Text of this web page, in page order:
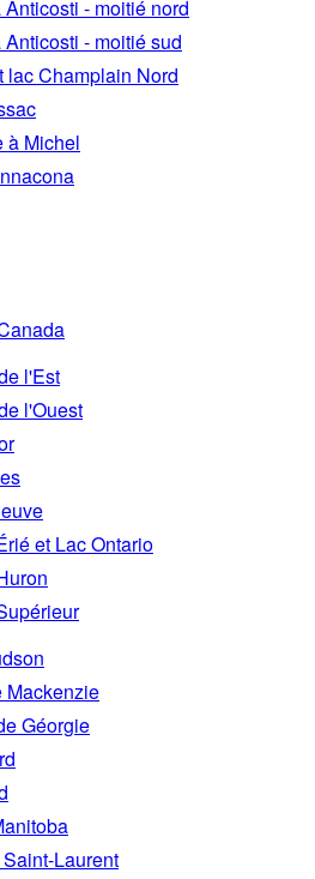
- moitié nord
- moitié sud
Champlain Nord
à Michel
l'Est
l'Ouest
et Lac Ontario
Mackenzie
Géorgie
Laurent